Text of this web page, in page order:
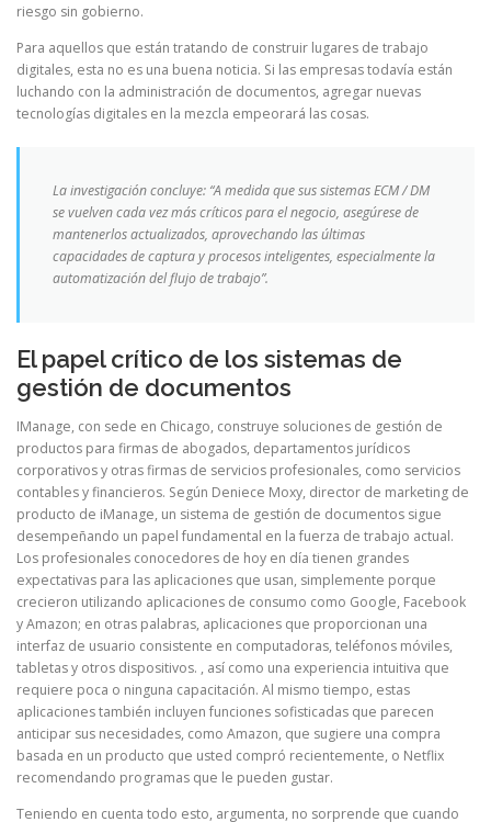
riesgo sin gobierno.
Para aquellos que están tratando de construir lugares de trabajo
digitales, esta no es una buena noticia. Si las empresas todavía están
luchando con la administración de documentos, agregar nuevas
tecnologías digitales en la mezcla empeorará las cosas.
La investigación concluye: “A medida que sus sistemas ECM / DM
se vuelven cada vez más críticos para el negocio, asegúrese de
mantenerlos actualizados, aprovechando las últimas
capacidades de captura y procesos inteligentes, especialmente la
automatización del flujo de trabajo”.
El papel crítico de los sistemas de
gestión de documentos
IManage, con sede en Chicago, construye soluciones de gestión de
productos para firmas de abogados, departamentos jurídicos
corporativos y otras firmas de servicios profesionales, como servicios
contables y financieros. Según Deniece Moxy, director de marketing de
producto de iManage, un sistema de gestión de documentos sigue
desempeñando un papel fundamental en la fuerza de trabajo actual.
Los profesionales conocedores de hoy en día tienen grandes
expectativas para las aplicaciones que usan, simplemente porque
crecieron utilizando aplicaciones de consumo como Google, Facebook
y Amazon; en otras palabras, aplicaciones que proporcionan una
interfaz de usuario consistente en computadoras, teléfonos móviles,
tabletas y otros dispositivos. , así como una experiencia intuitiva que
requiere poca o ninguna capacitación. Al mismo tiempo, estas
aplicaciones también incluyen funciones sofisticadas que parecen
anticipar sus necesidades, como Amazon, que sugiere una compra
basada en un producto que usted compró recientemente, o Netflix
recomendando programas que le pueden gustar.
Teniendo en cuenta todo esto, argumenta, no sorprende que cuando